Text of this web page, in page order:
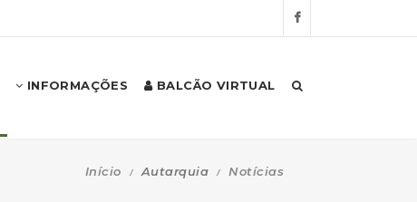
INFORMAÇÕES BALCÃO VIRTUAL
Início Autarquia Notícias